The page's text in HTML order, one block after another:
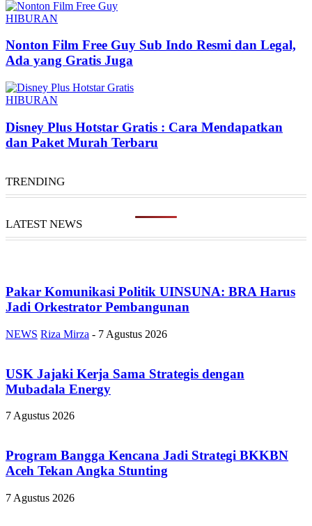
HIBURAN
Nonton Film Free Guy Sub Indo Resmi dan Legal,
Ada yang Gratis Juga
HIBURAN
Disney Plus Hotstar Gratis : Cara Mendapatkan
dan Paket Murah Terbaru
TRENDING
LATEST NEWS
Pakar Komunikasi Politik UINSUNA: BRA Harus
Jadi Orkestrator Pembangunan
NEWS Riza Mirza - 7 Agustus 2026
USK Jajaki Kerja Sama Strategis dengan
Mubadala Energy
7 Agustus 2026
Program Bangga Kencana Jadi Strategi BKKBN
Aceh Tekan Angka Stunting
7 Agustus 2026